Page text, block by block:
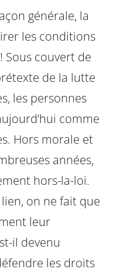
générale, la
les conditions
Sous couvert de
de la lutte
les personnes
comme
Hors morale et
années,
hors-la-loi.
on ne fait que
leur
il devenu
les droits